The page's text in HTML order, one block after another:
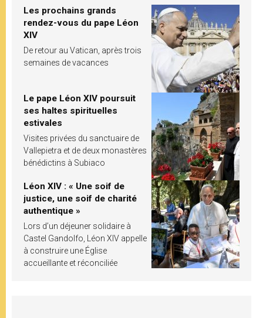
Les prochains grands
rendez-vous du pape Léon
XIV
De retour au Vatican, après trois
semaines de vacances
Le pape Léon XIV poursuit
ses haltes spirituelles
estivales
Visites privées du sanctuaire de
Vallepietra et de deux monastères
bénédictins à Subiaco
Léon XIV : « Une soif de
justice, une soif de charité
authentique »
Lors d’un déjeuner solidaire à
Castel Gandolfo, Léon XIV appelle
à construire une Église
accueillante et réconciliée